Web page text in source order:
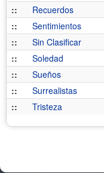
::
Recuerdos
::
Sentimientos
::
Sin Clasificar
::
Soledad
::
Sueños
::
Surrealistas
::
Tristeza